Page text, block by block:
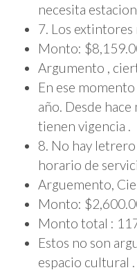
necesita
7. Los extintores
Monto:
Argumento ,
En ese
año. Desde
tienen vigencia .
8. No hay
horario de
Arguemento,
Monto:
Monto total :
Estos no son
espacio cultural .